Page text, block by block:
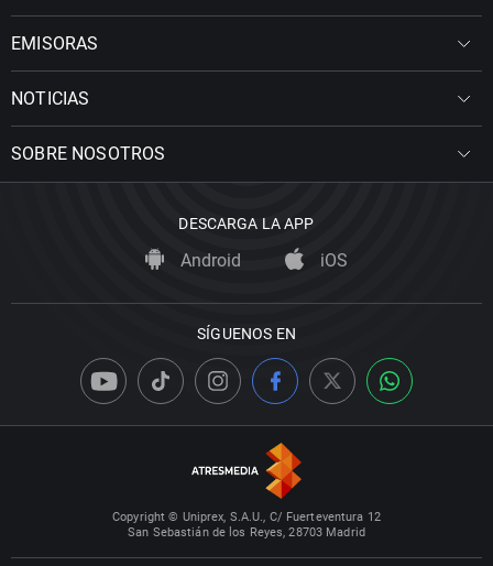
EMISORAS
NOTICIAS
SOBRE NOSOTROS
DESCARGA LA APP
Android iOS
SÍGUENOS EN
Copyright © Uniprex, S.A.U., C/ Fuerteventura 12
San Sebastián de los Reyes, 28703 Madrid